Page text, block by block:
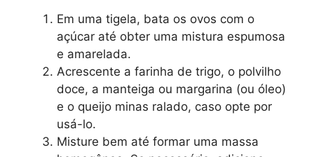
Em uma tigela, bata os ovos com o
açúcar até obter uma mistura espumosa
e amarelada.
Acrescente a farinha de trigo, o polvilho
doce, a manteiga ou margarina (ou óleo)
e o queijo minas ralado, caso opte por
usá-lo.
Misture bem até formar uma massa